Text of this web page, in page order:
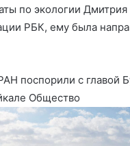
по экологии
РБК, ему была
поспорили с главой
Общество